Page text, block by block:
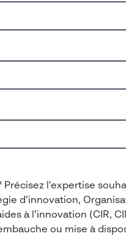
Précisez l'expertise
d’innovation,
à l’innovation (CIR,
ou mise à